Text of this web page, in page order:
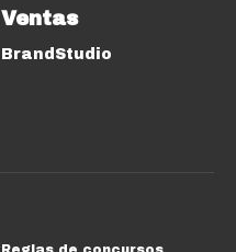
Ventas
BrandStudio